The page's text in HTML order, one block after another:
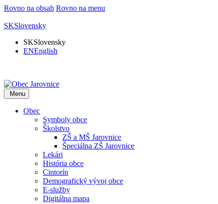
Rovno na obsah Rovno na menu
SKSlovensky
SKSlovensky
ENEnglish
Menu
Obec
Symboly obce
Školstvo
ZŠ a MŠ Jarovnice
Špeciálna ZŠ Jarovnice
Lekári
História obce
Cintorín
Demografický vývoj obce
E-služby
Digitálna mapa